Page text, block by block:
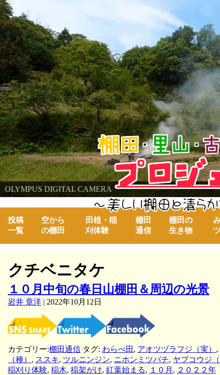
OLYMPUS DIGITAL CAMERA
～美しい棚田の自然と古代米～
棚田・里山・古代米・鮒プロジェクト
投稿
一覧
空から
の棚田
田植・稲
刈体験
棚田
通信
棚田の
生き物
クチベニタケ
１０月中旬の春日山棚田＆周辺の光景
岩井 章洋 | 2022年10月12日
カテゴリー:棚田通信 タグ: わらべ田 , アオツヅラフジ（実） ,
（種） , ススキ, ツルニンジン, ニホンミツバチ, ヤブコウジ
稲刈り体験, 稲木, 稲架がけ, 紅葉始まる, １０月 , ２０２２年